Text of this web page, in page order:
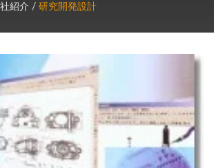
紹介 / 研究開発設計